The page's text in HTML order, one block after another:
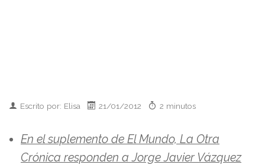
Escrito por: Elisa 21/01/2012 2 minutos
En el suplemento de El Mundo, La Otra
Crónica responden a Jorge Javier Vázquez